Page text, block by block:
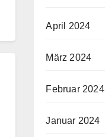
April 2024
März 2024
Februar 2024
Januar 2024